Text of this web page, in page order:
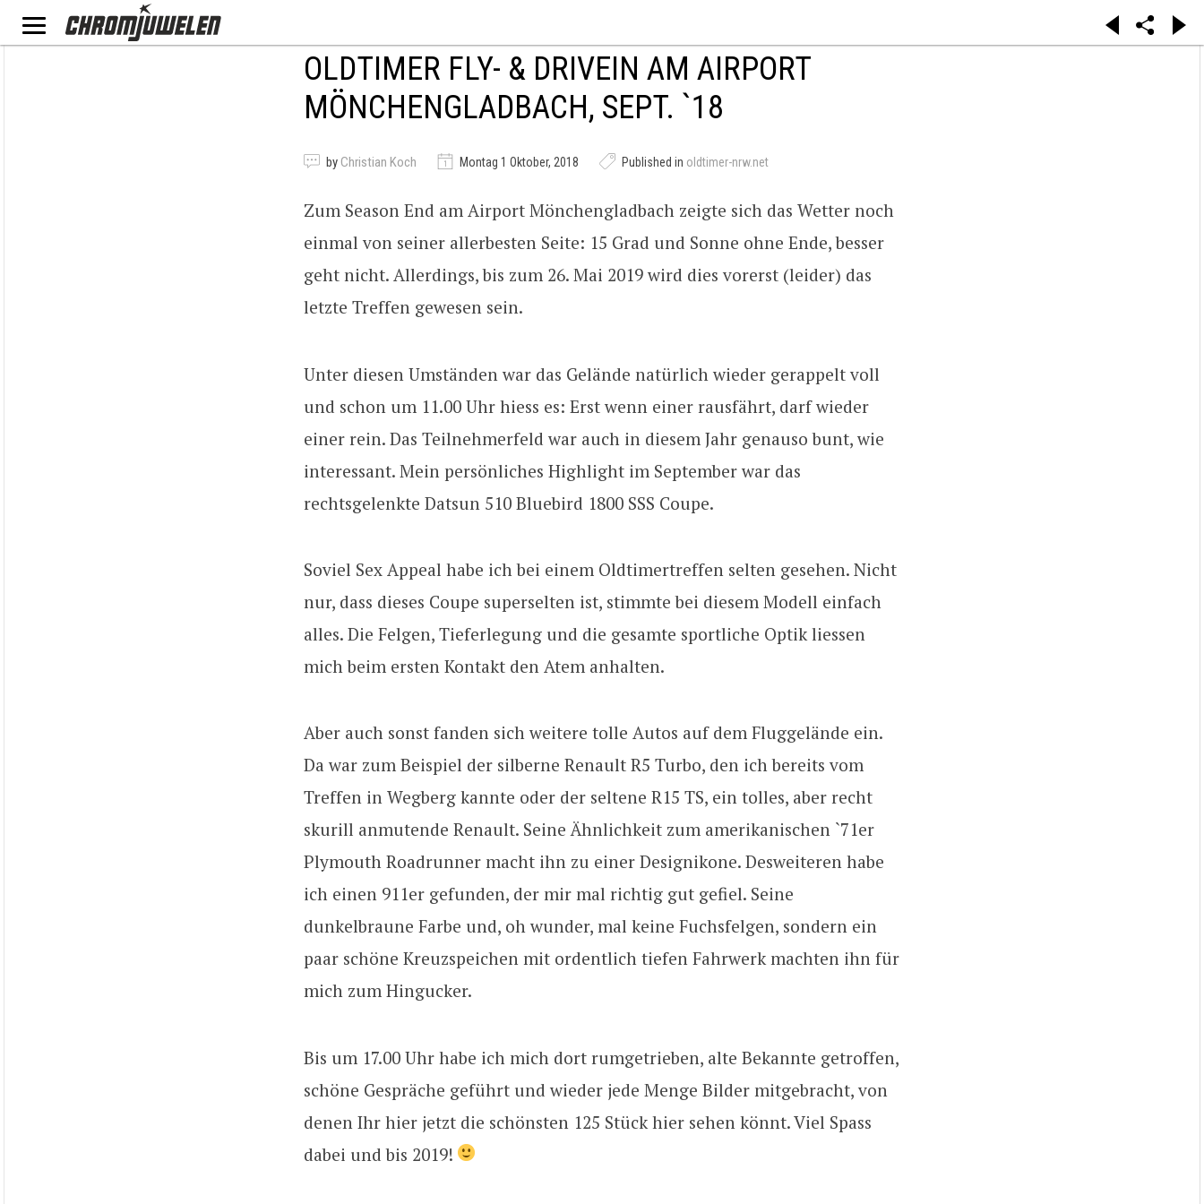
OLDTIMER FLY- & DRIVEIN AM AIRPORT
MÖNCHENGLADBACH, SEPT. `18
by Christian Koch Montag 1 Oktober, 2018 Published in oldtimer-nrw.net
Zum Season End am Airport Mönchengladbach zeigte sich das Wetter noch
einmal von seiner allerbesten Seite: 15 Grad und Sonne ohne Ende, besser
geht nicht. Allerdings, bis zum 26. Mai 2019 wird dies vorerst (leider) das
letzte Treffen gewesen sein.
Unter diesen Umständen war das Gelände natürlich wieder gerappelt voll
und schon um 11.00 Uhr hiess es: Erst wenn einer rausfährt, darf wieder
einer rein. Das Teilnehmerfeld war auch in diesem Jahr genauso bunt, wie
interessant. Mein persönliches Highlight im September war das
rechtsgelenkte Datsun 510 Bluebird 1800 SSS Coupe.
Soviel Sex Appeal habe ich bei einem Oldtimertreffen selten gesehen. Nicht
nur, dass dieses Coupe superselten ist, stimmte bei diesem Modell einfach
alles. Die Felgen, Tieferlegung und die gesamte sportliche Optik liessen
mich beim ersten Kontakt den Atem anhalten.
Aber auch sonst fanden sich weitere tolle Autos auf dem Fluggelände ein.
Da war zum Beispiel der silberne Renault R5 Turbo, den ich bereits vom
Treffen in Wegberg kannte oder der seltene R15 TS, ein tolles, aber recht
skurill anmutende Renault. Seine Ähnlichkeit zum amerikanischen `71er
Plymouth Roadrunner macht ihn zu einer Designikone. Desweiteren habe
ich einen 911er gefunden, der mir mal richtig gut gefiel. Seine
dunkelbraune Farbe und, oh wunder, mal keine Fuchsfelgen, sondern ein
paar schöne Kreuzspeichen mit ordentlich tiefen Fahrwerk machten ihn für
mich zum Hingucker.
Bis um 17.00 Uhr habe ich mich dort rumgetrieben, alte Bekannte getroffen,
schöne Gespräche geführt und wieder jede Menge Bilder mitgebracht, von
denen Ihr hier jetzt die schönsten 125 Stück hier sehen könnt. Viel Spass
dabei und bis 2019!